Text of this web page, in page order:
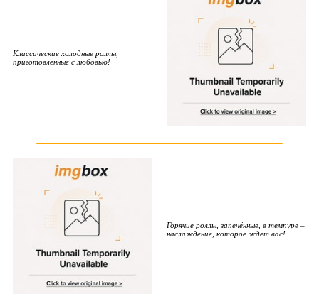
Классические холодные роллы,
приготовленные с любовью!
Горячие роллы, запечённые, в темпуре –
наслаждение, которое ждет вас!